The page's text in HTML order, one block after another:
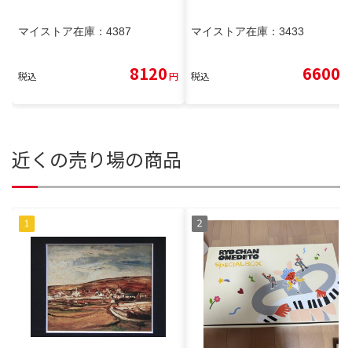
マイストア在庫： 4387
税込 8120円
マイストア在庫： 3433
税込 6600
近くの売り場の商品